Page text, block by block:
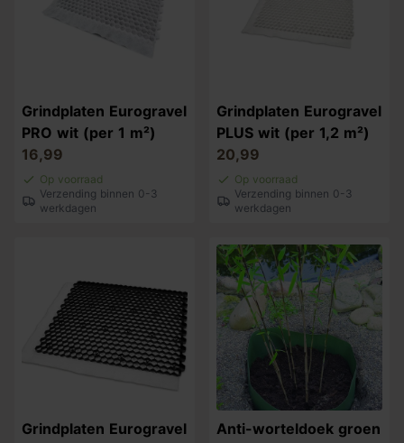
Grindplaten Eurogravel
PRO wit (per 1 m²)
16,99
Op voorraad
Verzending binnen 0-3
werkdagen
Grindplaten Eurogravel
PLUS wit (per 1,2 m²)
20,99
Op voorraad
Verzending binnen 0-3
werkdagen
Grindplaten Eurogravel
Anti-worteldoek groen